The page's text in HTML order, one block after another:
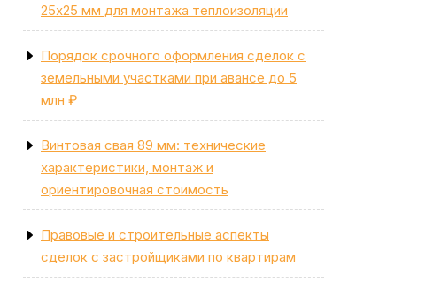
25х25 мм для монтажа теплоизоляции
Порядок срочного оформления сделок с
земельными участками при авансе до 5
млн ₽
Винтовая свая 89 мм: технические
характеристики, монтаж и
ориентировочная стоимость
Правовые и строительные аспекты
сделок с застройщиками по квартирам